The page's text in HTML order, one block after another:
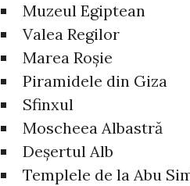
Muzeul Egiptean
Valea Regilor
Marea Roșie
Piramidele din Giza
Sfinxul
Moscheea Albastră
Deșertul Alb
Templele de la Abu